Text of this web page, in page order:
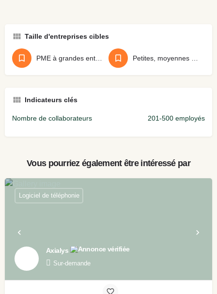
Taille d'entreprises cibles
Indicateurs clés
Nombre de collaborateurs 201-500 employés
Vous pourriez également être intéressé par
Axialys
Sur-demande
Logiciel de téléphonie